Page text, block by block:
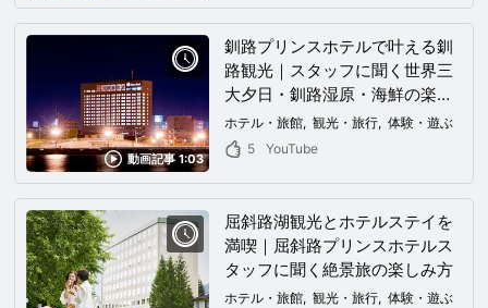
動画記事 1:03
釧路プリンスホテルで叶える釧
路観光｜スタッフに聞く世界三
大夕日・釧路湿原・海鮮の楽し
み方
ホテル・旅館 観光・旅行
体験・遊ぶ
5
YouTube
屈斜路湖観光とホテルステイを
満喫｜屈斜路プリンスホテルス
タッフに聞く絶景旅の楽しみ方
ホテル・旅館 観光・旅行
体験・遊ぶ